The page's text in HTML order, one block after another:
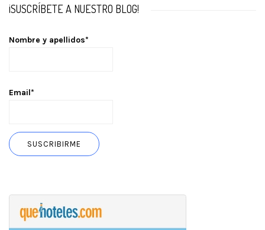
¡SUSCRÍBETE A NUESTRO BLOG!
Nombre y apellidos*
Email*